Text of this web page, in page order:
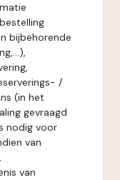
bijbehorende
/
(in het
gevraagd
nodig voor
van
van